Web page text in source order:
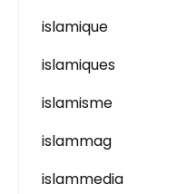
islamique
islamiques
islamisme
islammag
islammedia